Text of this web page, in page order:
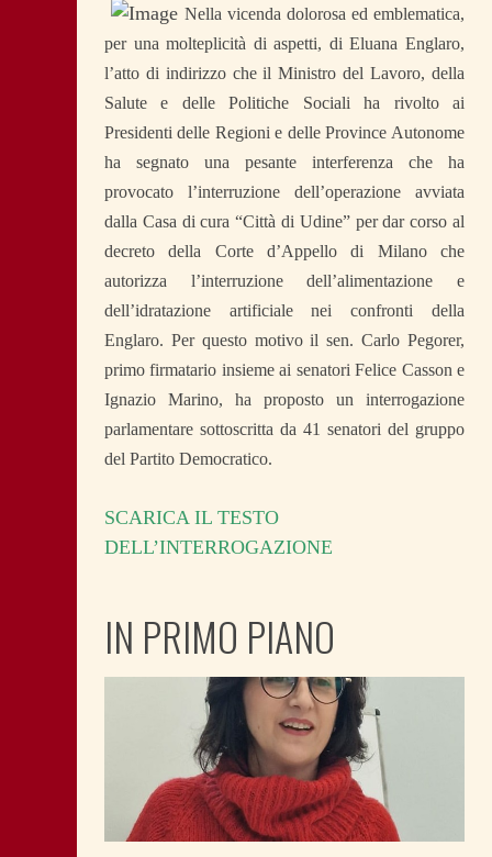
Nella vicenda dolorosa ed emblematica,
per una molteplicità di aspetti, di Eluana Englaro,
l’atto di indirizzo che il Ministro del Lavoro, della
Salute e delle Politiche Sociali ha rivolto ai
Presidenti delle Regioni e delle Province Autonome
ha segnato una pesante interferenza che ha
provocato l’interruzione dell’operazione avviata
dalla Casa di cura “Città di Udine” per dar corso al
decreto della Corte d’Appello di Milano che
autorizza l’interruzione dell’alimentazione e
dell’idratazione artificiale nei confronti della
Englaro. Per questo motivo il sen. Carlo Pegorer,
primo firmatario insieme ai senatori Felice Casson e
Ignazio Marino, ha proposto un interrogazione
parlamentare sottoscritta da 41 senatori del gruppo
del Partito Democratico.
SCARICA IL TESTO
DELL’INTERROGAZIONE
IN PRIMO PIANO